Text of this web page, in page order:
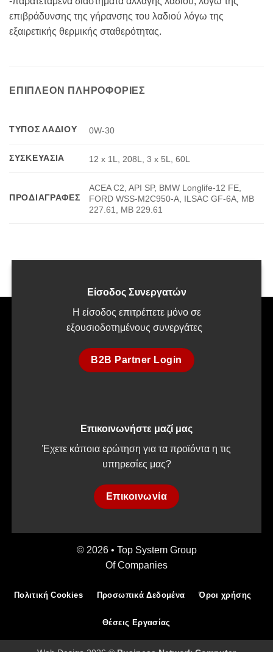
επιβράδυνσης της γήρανσης του λαδιού λόγω της
εξαιρετικής θερμικής σταθερότητας.
ΕΠΙΠΛΈΟΝ ΠΛΗΡΟΦΟΡΊΕΣ
ΤΎΠΟΣ ΛΑΔΙΟΎ 0W-30
ΣΥΣΚΕΥΑΣΊΑ 12 x 1L, 208L, 3 x 5L, 60L
ΠΡΟΔΙΑΓΡΑΦΈΣ
ACEA C2, API SP, BMW Longlife-12 FE,
FORD WSS-M2C950-A, ILSAC GF-6A, MB
227.61, MB 229.61
Είσοδος Συνεργατών
Η είσοδος επιτρέπετε μόνο σε
εξουσιοδοτημένους συνεργάτες
B2B Partner Login
Επικοινωνήστε μαζί μας
Έχετε κάποια ερώτηση για τα προϊόντα η τις
υπηρεσίες μας?
Επικοινωνία
© 2026 • Top System Group
Of Companies
Πολιτική Cookies Προσωπικά Δεδομένα Όροι χρήσης
Θέσεις Εργασίας